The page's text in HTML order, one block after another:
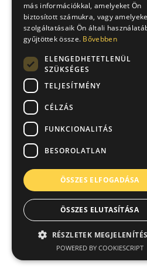
más információkkal, amelyeket Ön
biztosított számukra, vagy
szolgáltatásaik Ön általi
gyűjtöttek össze. Bővebben
ELENGEDHETETLENÜL
SZÜKSÉGES
TELJESÍTMÉNY
CÉLZÁS
FUNKCIONALITÁS
BESOROLATLAN
ÖSSZES ELFOGADÁSA
ÖSSZES ELUTASÍTÁSA
RÉSZLETEK
POWERED BY COOKIESCRIPT